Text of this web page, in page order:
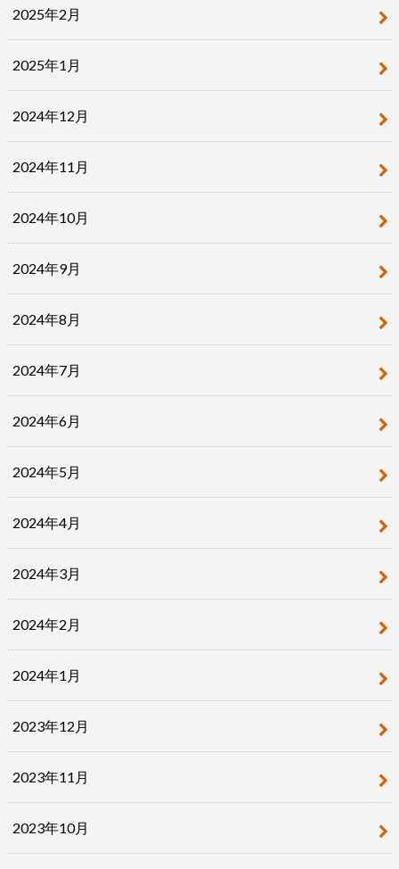
2025年2月
2025年1月
2024年12月
2024年11月
2024年10月
2024年9月
2024年8月
2024年7月
2024年6月
2024年5月
2024年4月
2024年3月
2024年2月
2024年1月
2023年12月
2023年11月
2023年10月